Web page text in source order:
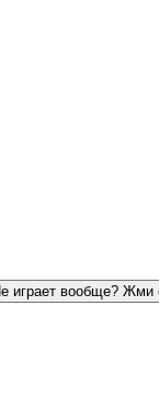
играет вообще? Жми